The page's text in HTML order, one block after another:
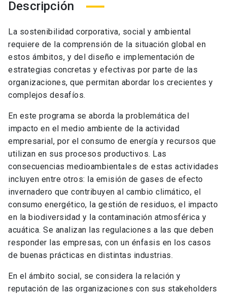
Descripción
La sostenibilidad corporativa, social y ambiental
requiere de la comprensión de la situación global en
estos ámbitos, y del diseño e implementación de
estrategias concretas y efectivas por parte de las
organizaciones, que permitan abordar los crecientes y
complejos desafíos.
En este programa se aborda la problemática del
impacto en el medio ambiente de la actividad
empresarial, por el consumo de energía y recursos que
utilizan en sus procesos productivos. Las
consecuencias medioambientales de estas actividades
incluyen entre otros: la emisión de gases de efecto
invernadero que contribuyen al cambio climático, el
consumo energético, la gestión de residuos, el impacto
en la biodiversidad y la contaminación atmosférica y
acuática. Se analizan las regulaciones a las que deben
responder las empresas, con un énfasis en los casos
de buenas prácticas en distintas industrias.
En el ámbito social, se considera la relación y
reputación de las organizaciones con sus stakeholders